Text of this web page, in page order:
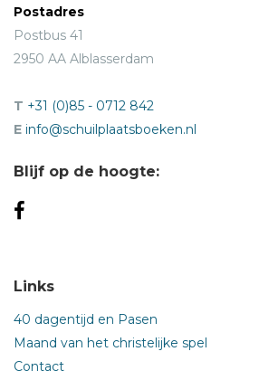
Postadres
Postbus 41
2950 AA Alblasserdam
T +31 (0)85 - 0712 842
E info@schuilplaatsboeken.nl
Blijf op de hoogte:
Links
40 dagentijd en Pasen
Maand van het christelijke spel
Contact